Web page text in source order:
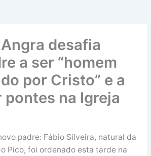
desafia
a ser “homem
por Cristo” e a
na Igreja
padre: Fábio Silveira, natural da
Pico, foi ordenado esta tarde na